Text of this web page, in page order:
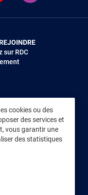
cookies ou des
des services et
vous garantir une
des statistiques
sur RDC